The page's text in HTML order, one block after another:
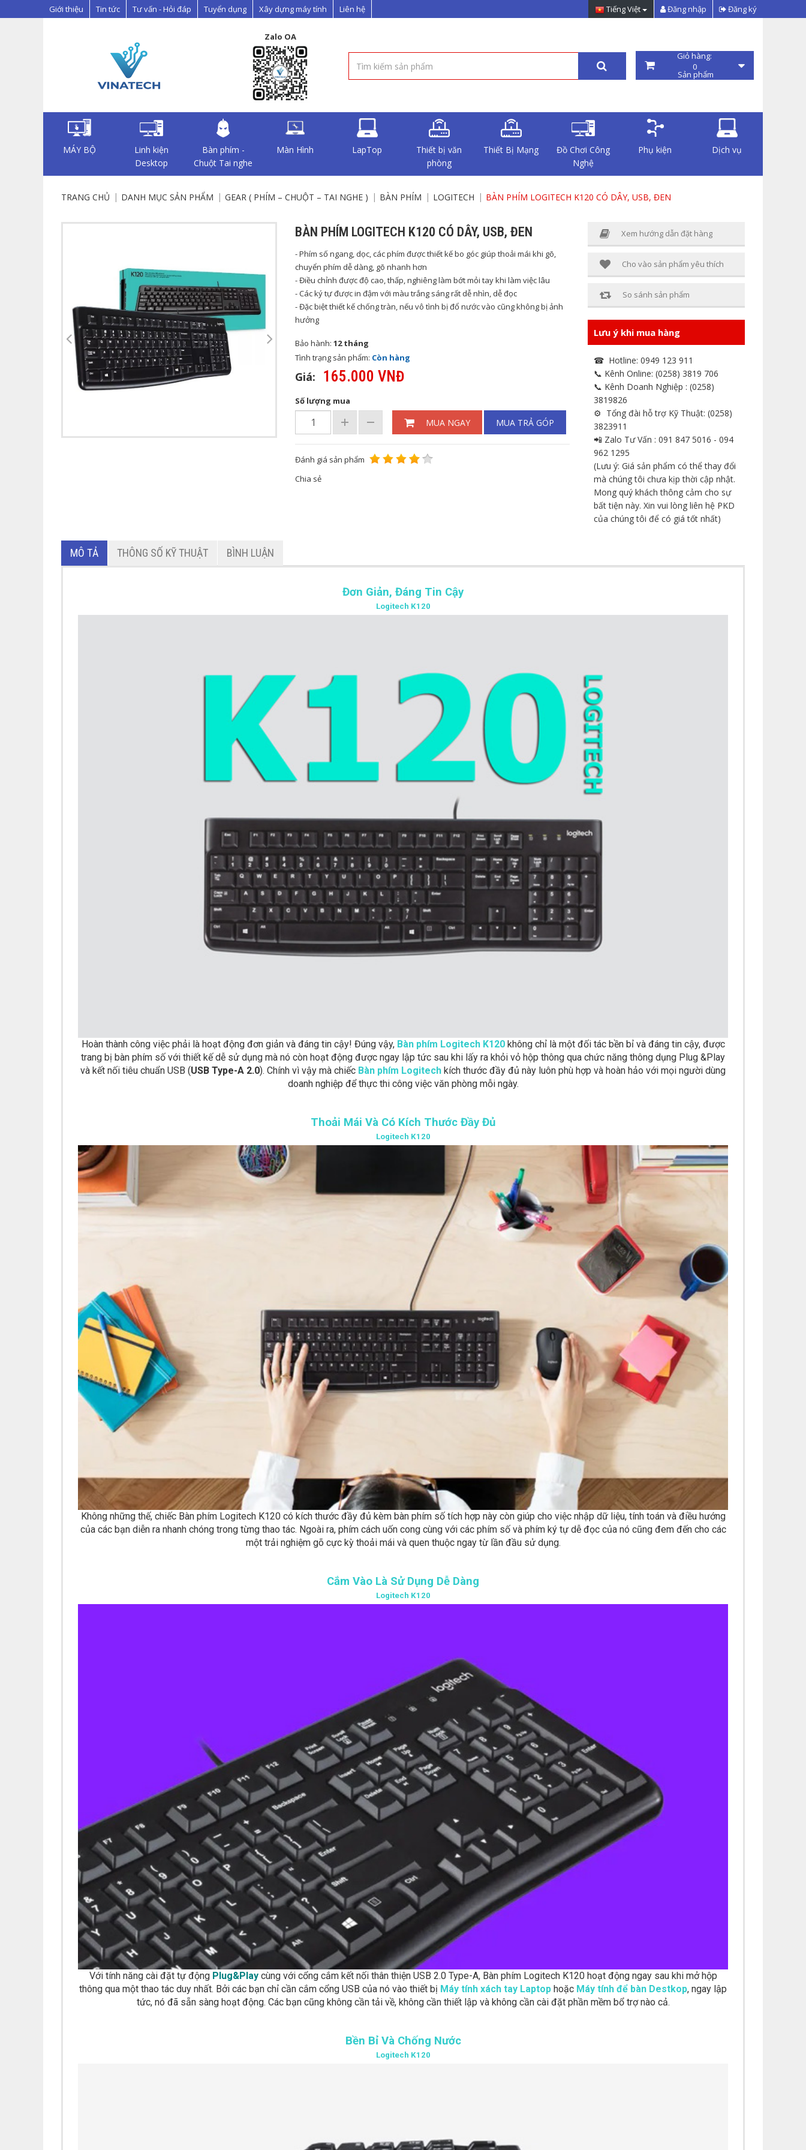
Giới thiệu Tin tức Tư vấn - Hỏi đáp Tuyển dụng Xây dựng máy tính Liên hệ Tiếng Việt Đăng nhập Đăng ký
Zalo OA
Giỏ hàng:
0
Sản phẩm
MÁY BỘ
Linh kiện
Desktop
Bàn phím -
Chuột Tai nghe
Màn Hình LapTop
Thiết bị văn
phòng
Thiết Bị Mạng
Đồ Chơi Công
Nghệ
Phụ kiện Dịch vụ
TRANG CHỦ DANH MỤC SẢN PHẨM GEAR ( PHÍM – CHUỘT – TAI NGHE ) BÀN PHÍM LOGITECH BÀN PHÍM LOGITECH K120 CÓ DÂY, USB, ĐEN
BÀN PHÍM LOGITECH K120 CÓ DÂY, USB, ĐEN
- Phím số ngang, dọc, các phím được thiết kế bo góc giúp thoải mái khi gõ,
chuyển phím dễ dàng, gõ nhanh hơn
- Điều chỉnh được độ cao, thấp, nghiêng làm bớt mỏi tay khi làm việc lâu
- Các ký tự được in đậm với màu trắng sáng rất dễ nhìn, dễ đọc
- Đặc biệt thiết kế chống tràn, nếu vô tình bị đổ nước vào cũng không bị ảnh
hưởng
Bảo hành: 12 tháng
Tình trạng sản phẩm: Còn hàng
Giá: 165.000 VNĐ
Số lượng mua
MUA NGAY MUA TRẢ GÓP
Đánh giá sản phẩm
Chia sẻ
Xem hướng dẫn đặt hàng
Cho vào sản phẩm yêu thích
So sánh sản phẩm
Lưu ý khi mua hàng
☎ Hotline: 0949 123 911
📞 Kênh Online: (0258) 3819 706
📞 Kênh Doanh Nghiệp : (0258)
3819826
⚙ Tổng đài hỗ trợ Kỹ Thuật: (0258)
3823911
📲 Zalo Tư Vấn : 091 847 5016 - 094
962 1295
(Lưu ý: Giá sản phẩm có thể thay đổi
mà chúng tôi chưa kịp thời cập nhật.
Mong quý khách thông cảm cho sự
bất tiện này. Xin vui lòng liên hệ PKD
của chúng tôi để có giá tốt nhất)
MÔ TẢ THÔNG SỐ KỸ THUẬT BÌNH LUẬN
Đơn Giản, Đáng Tin Cậy
Logitech K120
Hoàn thành công việc phải là hoạt động đơn giản và đáng tin cậy! Đúng vậy, Bàn phím Logitech K120không chỉ là một đối tác bền bỉ và đáng tin cậy, được
trang bị bàn phím số với thiết kế dễ sử dụng mà nó còn hoạt động được ngay lập tức sau khi lấy ra khỏi vỏ hộp thông qua chức năng thông dụng Plug &Play
và kết nối tiêu chuẩn USB (USB Type-A 2.0). Chính vì vậy mà chiếc Bàn phím Logitech kích thước đầy đủ này luôn phù hợp và hoàn hảo với mọi người dùng
doanh nghiệp để thực thi công việc văn phòng mỗi ngày.
Thoải Mái Và Có Kích Thước Đầy Đủ
Logitech K120
Không những thế, chiếc Bàn phím Logitech K120 có kích thước đầy đủ kèm bàn phím số tích hợp này còn giúp cho việc nhập dữ liệu, tính toán và điều hướng
của các bạn diễn ra nhanh chóng trong từng thao tác. Ngoài ra, phím cách uốn cong cùng với các phím số và phím ký tự dễ đọc của nó cũng đem đến cho các
một trải nghiệm gõ cực kỳ thoải mái và quen thuộc ngay từ lần đầu sử dụng.
Cắm Vào Là Sử Dụng Dễ Dàng
Logitech K120
Với tính năng cài đặt tự động Plug&Playcùng với cổng cắm kết nối thân thiện USB 2.0 Type-A, Bàn phím Logitech K120 hoạt động ngay sau khi mở hộp
thông qua một thao tác duy nhất. Bởi các bạn chỉ cần cắm cổng USB của nó vào thiết bị Máy tính xách tay Laptop hoặc Máy tính để bàn Destkop, ngay lập
tức, nó đã sẵn sàng hoạt động. Các bạn cũng không cần tải về, không cần thiết lập và không cần cài đặt phần mềm bổ trợ nào cả.
Bền Bỉ Và Chống Nước
Logitech K120